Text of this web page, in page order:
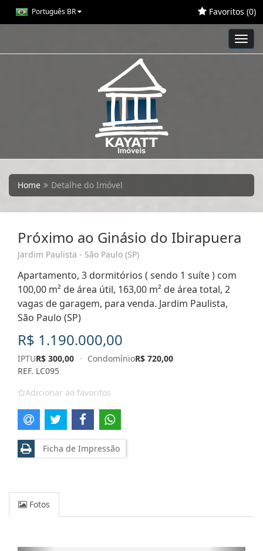
Português BR Favoritos (0)
Home Detalhe do Imóvel
Próximo ao Ginásio do Ibirapuera
Jardim Paulista - São Paulo (SP)
Apartamento, 3 dormitórios ( sendo 1 suíte ) com
100,00 m² de área útil, 163,00 m² de área total, 2
vagas de garagem, para venda. Jardim Paulista,
São Paulo (SP)
R$ 1.190.000,00
IPTUR$ 300,00 · CondomínioR$ 720,00
REF. LC095
Adicionar ao favoritos
Ficha de Impressão
Fotos